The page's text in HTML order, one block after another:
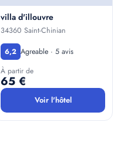
villa d'illouvre
34360 Saint-Chinian
6,2 Agreable · 5 avis
À partir de
65 €
Voir l'hôtel